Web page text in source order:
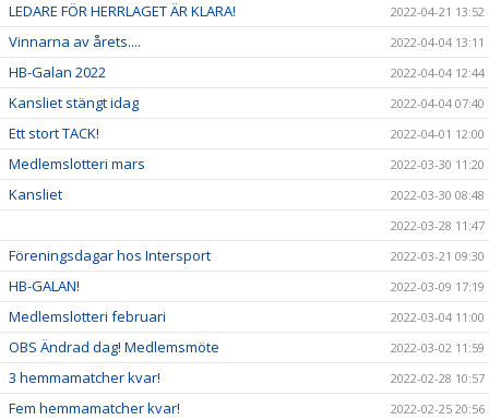
LEDARE FÖR HERRLAGET ÄR KLARA! 2022-04-21 13:52
Vinnarna av årets.... 2022-04-04 13:11
HB-Galan 2022 2022-04-04 12:44
Kansliet stängt idag 2022-04-04 07:40
Ett stort TACK! 2022-04-01 12:00
Medlemslotteri mars 2022-03-30 11:20
Kansliet
2022-03-30 08:48
2022-03-28 11:47
Föreningsdagar hos Intersport 2022-03-21 09:30
HB-GALAN! 2022-03-09 17:19
Medlemslotteri februari 2022-03-04 11:00
OBS Ändrad dag! Medlemsmöte 2022-03-02 11:59
3 hemmamatcher kvar! 2022-02-28 10:57
Fem hemmamatcher kvar! 2022-02-25 20:56